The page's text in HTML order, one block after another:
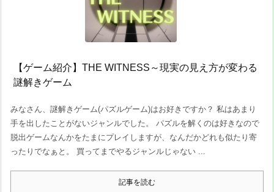
【ゲーム紹介】THE WITNESS～現実の見え方が変わる
謎解きゲーム
みなさん、謎解きゲーム(パズルゲーム)はお好きですか？ 私はあまり
手を出したことがないジャンルでした。 パズルを解くのは好きなので
脱出ゲームなんかをたまにプレイしますが、なんだかどれも似たり寄
ったりでなぁと。 買ってまでやるジャンルじゃない ...
記事を読む